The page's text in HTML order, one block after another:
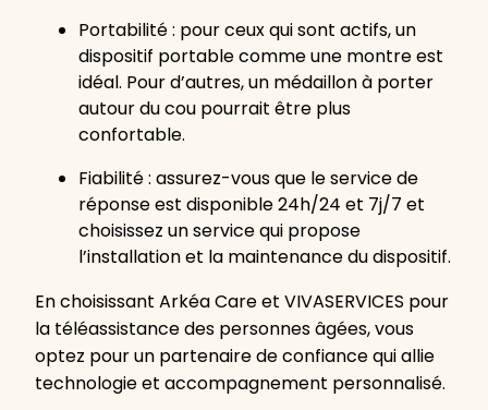
Portabilité : pour ceux qui sont actifs, un
dispositif portable comme une montre est
idéal. Pour d’autres, un médaillon à porter
autour du cou pourrait être plus
confortable.
Fiabilité : assurez-vous que le service de
réponse est disponible 24h/24 et 7j/7 et
choisissez un service qui propose
l’installation et la maintenance du dispositif.
En choisissant Arkéa Care et VIVASERVICES pour
la téléassistance des personnes âgées, vous
optez pour un partenaire de confiance qui allie
technologie et accompagnement personnalisé.